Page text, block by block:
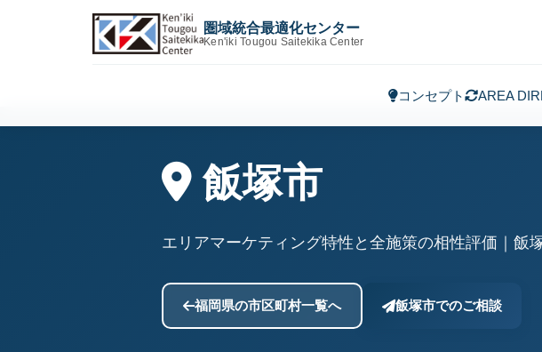
圏域統合最適化センター
Ken'iki Tougou Saitekika Center
コンセプト AREA
飯塚市
エリアマーケティング特性と全施策の相性評価｜飯
福岡県の市区町村一覧へ 飯塚市でのご相談